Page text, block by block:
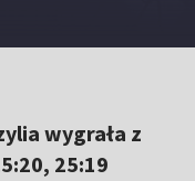
wygrała z
25:19